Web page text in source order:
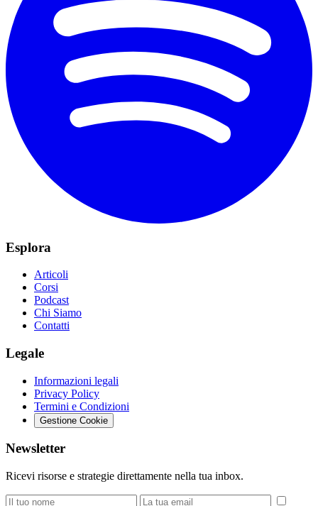
Esplora
Articoli
Corsi
Podcast
Chi Siamo
Contatti
Legale
Informazioni legali
Privacy Policy
Termini e Condizioni
Gestione Cookie
Newsletter
Ricevi risorse e strategie direttamente nella tua inbox.